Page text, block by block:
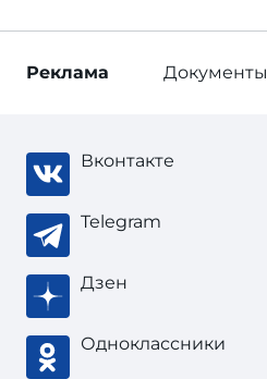
Реклама Документы
Вконтакте
Telegram
Дзен
Одноклассники